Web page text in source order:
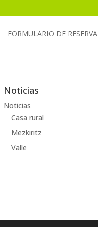
FORMULARIO DE RESERVA
Noticias
Noticias
Casa rural
Mezkiritz
Valle